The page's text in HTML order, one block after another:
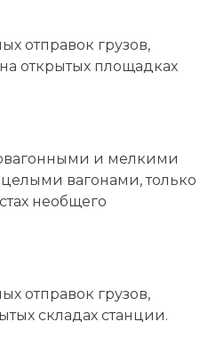
отправок грузов,
открытых площадках
и мелкими
вагонами, только
необщего
отправок грузов,
складах станции.